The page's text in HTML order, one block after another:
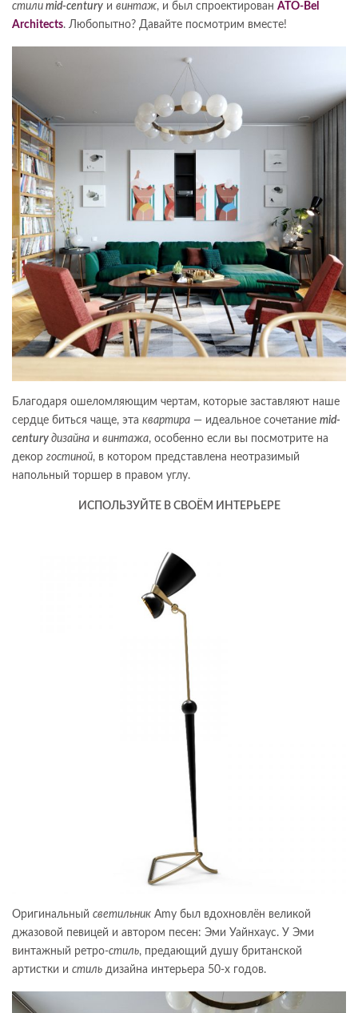
стили mid-century и винтаж, и был спроектирован ATO-Bel
Architects. Любопытно? Давайте посмотрим вместе!
Благодаря ошеломляющим чертам, которые заставляют наше
сердце биться чаще, эта квартира — идеальное сочетание mid-
century дизайна и винтажа, особенно если вы посмотрите на
декор гостиной, в котором представлена неотразимый
напольный торшер в правом углу.
ИСПОЛЬЗУЙТЕ В СВОЁМ ИНТЕРЬЕРЕ
Оригинальный светильник Amy был вдохновлён великой
джазовой певицей и автором песен: Эми Уайнхаус. У Эми
винтажный ретро-стиль, предающий душу британской
артистки и стиль дизайна интерьера 50-х годов.